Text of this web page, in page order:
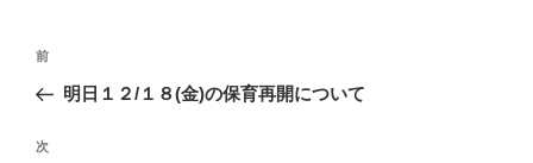
投
ビ
前
の
稿
前
明日１２/１８(金)の保育再開について
次
次